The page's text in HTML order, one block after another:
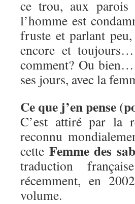
ce trou, aux parois
l’homme est
fruste et parlant
encore et
comment? Ou
ses jours, avec la
Ce que j’en pense
C’est attiré par la
reconnu
cette Femme des
traduction
récemment, en
volume.